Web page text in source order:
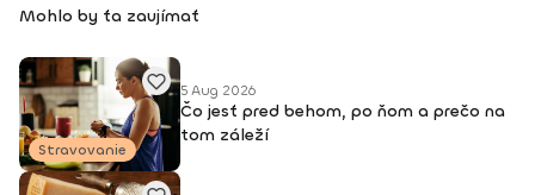
Mohlo by ťa zaujímať
Stravovanie
5 Aug 2026
Čo jesť pred behom, po ňom a prečo na
tom záleží